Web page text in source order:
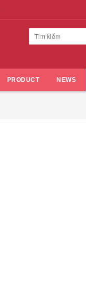
PRODUCT NEWS